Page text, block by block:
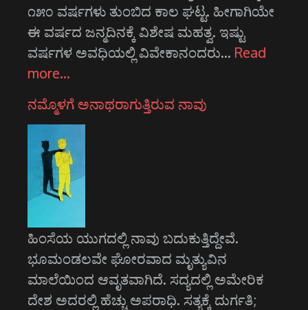
೧೫೦ ವರ್ಷಗಳು ತುಂಬಿದ ಕಾಲ ಘಟ್ಟ. ಹೀಗಾಗಿಯೇ
ಈ ವರ್ಷದ ಜನ್ಮದಿನಕ್ಕೆ ವಿಶೇಷ ಮಹತ್ವ. ಇಷ್ಟು
ವರ್ಷಗಳ ಅವಧಿಯಲ್ಲಿ ವಿವೇಕಾನಂದರು… Read
more…
ನಮ್ಮೊಳಗೆ ಅನಾಥರಾಗುತ್ತಿರುವ ನಾವು
ಹಿಂಸೆಯ ಯುಗದಲ್ಲಿ ನಾವು ಬದುಕುತ್ತಿದ್ದೇವೆ.
ಭೂಮಂಡಲವೇ ಘೋರವಾದ ಮೃತ್ಯುವಿನ
ಮಾಲೆಯಿಂದ ಆವೃತವಾಗಿದೆ. ಸದ್ಯದಲ್ಲಿ ಅಮೇರಿಕ
ದೇಶ ಅದರಲ್ಲಿ ಹೆಚ್ಚು ಅಪರಾಧಿ. ಸತ್ಯಕ್ಕೆ ದುರ್ಗತಿ;